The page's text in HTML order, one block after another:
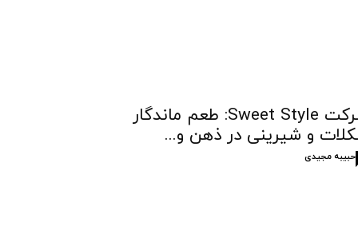
شرکت Sweet Style: طعم ماندگار
و شیرینی در ذهن و...
حبیبه مجیدی